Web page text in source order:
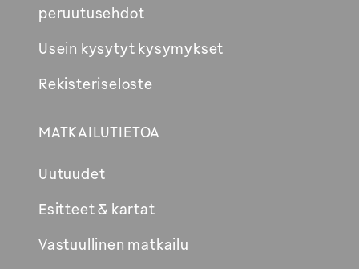
peruutusehdot
Usein kysytyt kysymykset
Rekisteriseloste
MATKAILUTIETOA
Uutuudet
Esitteet & kartat
Vastuullinen matkailu